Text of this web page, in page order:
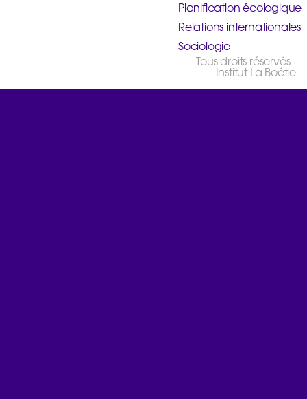
Planification écologique
Relations internationales
Sociologie
Tous droits réservés -
Institut La Boétie